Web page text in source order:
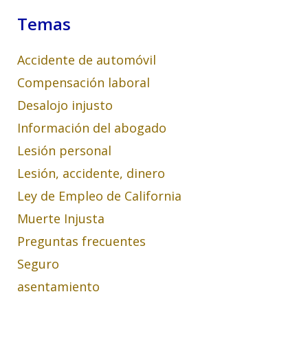
Temas
Accidente de automóvil
Compensación laboral
Desalojo injusto
Información del abogado
Lesión personal
Lesión, accidente, dinero
Ley de Empleo de California
Muerte Injusta
Preguntas frecuentes
Seguro
asentamiento